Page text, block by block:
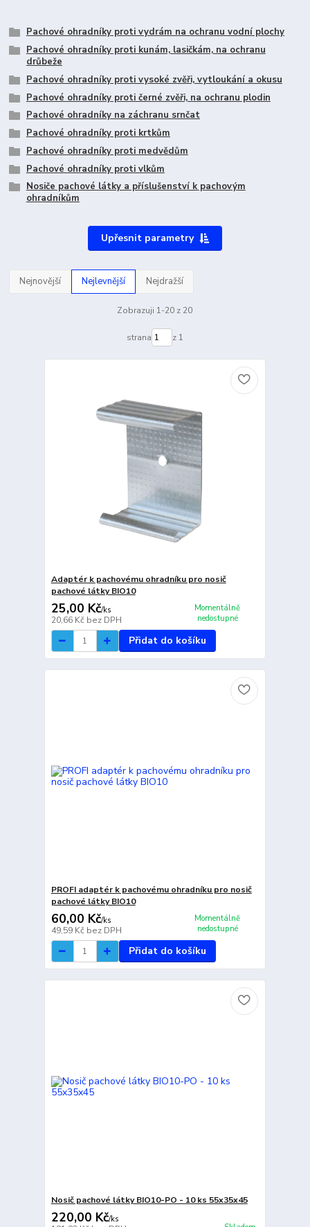
Pachové ohradníky proti vydrám na ochranu vodní plochy
Pachové ohradníky proti kunám, lasičkám, na ochranu
drůbeže
Pachové ohradníky proti vysoké zvěři, vytloukání a okusu
Pachové ohradníky proti černé zvěři, na ochranu plodin
Pachové ohradníky na záchranu srnčat
Pachové ohradníky proti krtkům
Pachové ohradníky proti medvědům
Pachové ohradníky proti vlkům
Nosiče pachové látky a příslušenství k pachovým
ohradníkům
Upřesnit parametry
Nejnovější Nejlevnější Nejdražší
Zobrazuji 1-20 z 20
strana z 1
Adaptér k pachovému ohradníku pro nosič
pachové látky BIO10
25,00 Kč/ks
20,66 Kč bez DPH
Momentálně
nedostupné
Přidat do košíku
PROFI adaptér k pachovému ohradníku pro nosič
pachové látky BIO10
60,00 Kč/ks
49,59 Kč bez DPH
Momentálně
nedostupné
Přidat do košíku
Nosič pachové látky BIO10-PO - 10 ks 55x35x45
220,00 Kč/ks